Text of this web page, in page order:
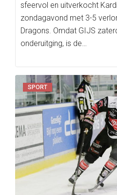
sfeervol en uitverkocht
zondagavond met 3-5
Dragons. Omdat GIJS
onderuitging, is de…
SPORT